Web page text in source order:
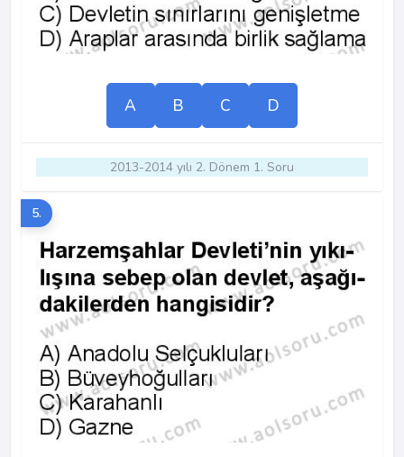
A B C D
2013-2014 yılı 2. Dönem 1. Soru
5.